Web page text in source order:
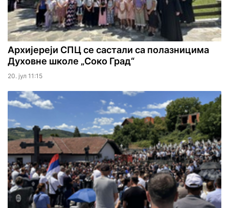
Архијереји СПЦ се састали са полазницима
Духовне школе „Соко Град“
20. јул 11:15